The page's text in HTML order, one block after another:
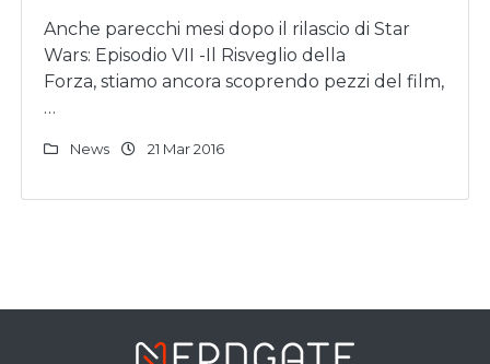
Anche parecchi mesi dopo il rilascio di Star
Wars: Episodio VII -Il Risveglio della
Forza, stiamo ancora scoprendo pezzi del film,
…
News 21 Mar 2016